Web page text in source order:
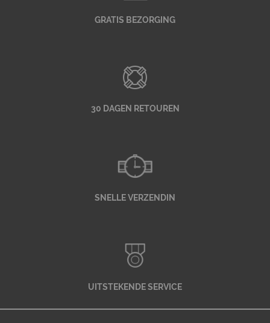
GRATIS BEZORGING
30 DAGEN RETOUREN
SNELLE VERZENDIN
UITSTEKENDE SERVICE